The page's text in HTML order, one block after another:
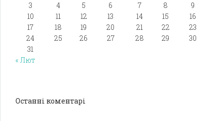
3
4 5 6 7 8
9
10
11 12 13 14 15
16
17
18 19 20 21 22
23
24
25 26 27 28 29
30
31
« Лют
Останні коментарі